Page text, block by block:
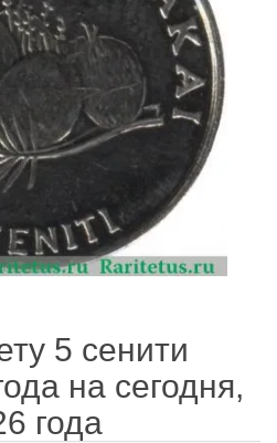
5 сенити
на сегодня,
года